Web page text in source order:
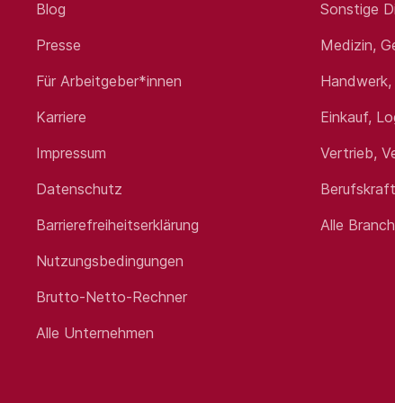
Blog
Presse
Für Arbeitgeber*innen
Karriere
Impressum
Datenschutz
Barrierefreiheitserklärung
Nutzungsbedingungen
Brutto-Netto-Rechner
Alle Unternehmen
Sonstige
Medizin,
Einkauf,
Vertrieb,
Alle